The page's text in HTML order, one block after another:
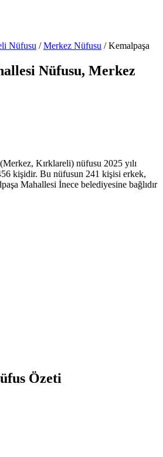
Nüfusu / Merkez Nüfusu /Kemalpaşa
Nüfusu, Merkez
Kırklareli) nüfusu 2025 yılı
kişidir. Bu nüfusun 241 kişisi erkek,
Mahallesi İnece belediyesine bağlıdır
Özeti